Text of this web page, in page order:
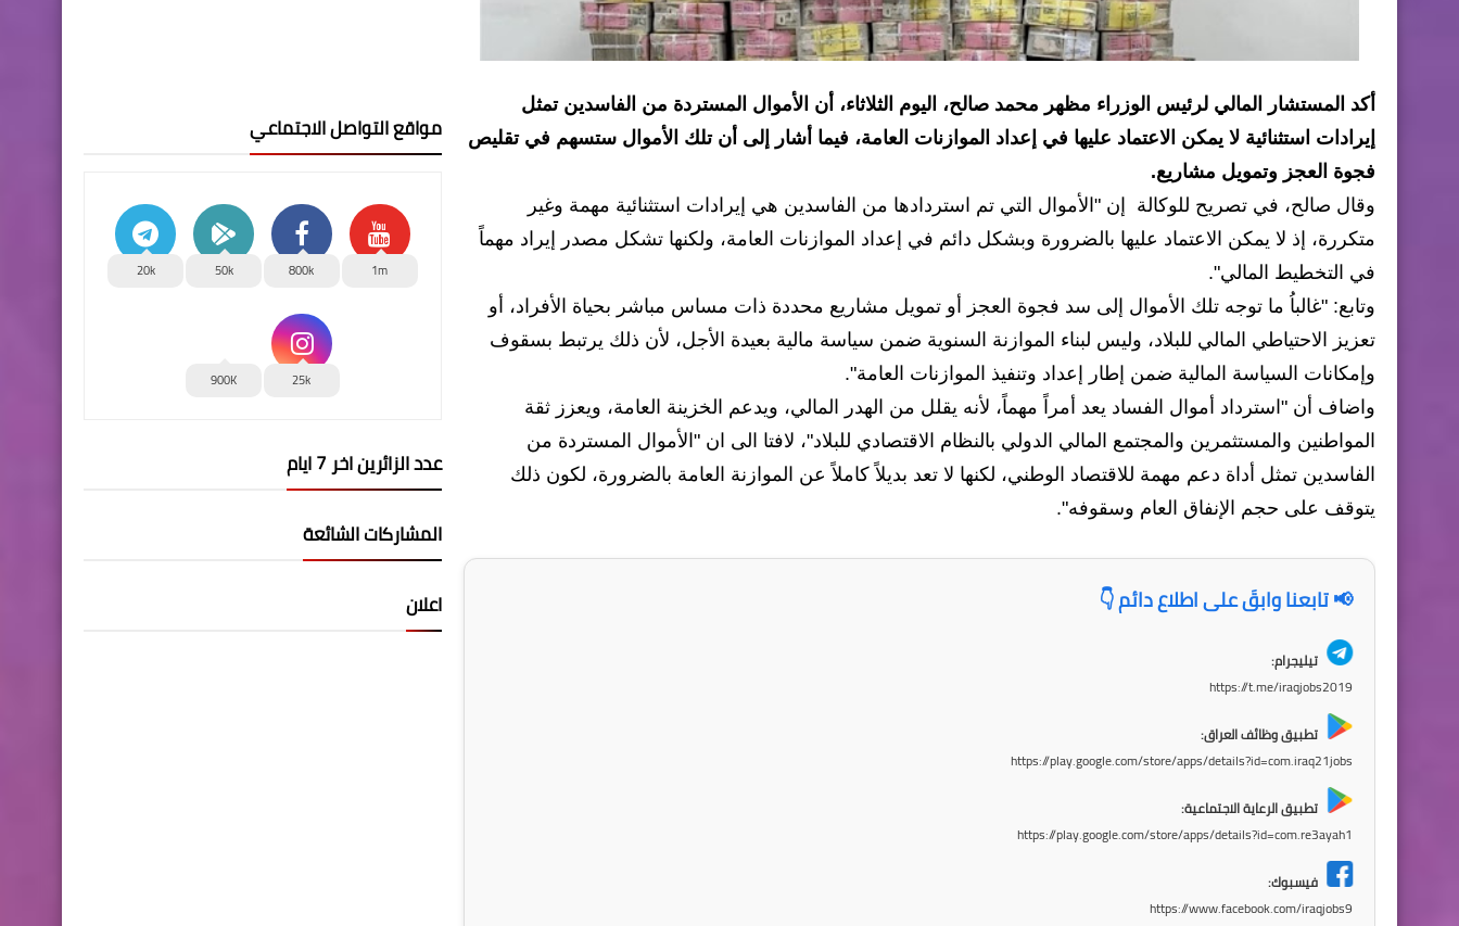
أكد المستشار المالي لرئيس الوزراء مظهر محمد صالح، اليوم الثلاثاء، أن الأموال المستردة من الفاسدين تمثل
إيرادات استثنائية لا يمكن الاعتماد عليها في إعداد الموازنات العامة، فيما أشار إلى أن تلك الأموال ستسهم في تقليص
فجوة العجز وتمويل مشاريع.
وقال صالح، في تصريح للوكالة إن "الأموال التي تم استردادها من الفاسدين هي إيرادات استثنائية مهمة وغير
متكررة، إذ لا يمكن الاعتماد عليها بالضرورة وبشكل دائم في إعداد الموازنات العامة، ولكنها تشكل مصدر إيراد مهماً
في التخطيط المالي".
وتابع: "غالباُ ما توجه تلك الأموال إلى سد فجوة العجز أو تمويل مشاريع محددة ذات مساس مباشر بحياة الأفراد، أو
تعزيز الاحتياطي المالي للبلاد، وليس لبناء الموازنة السنوية ضمن سياسة مالية بعيدة الأجل، لأن ذلك يرتبط بسقوف
وإمكانات السياسة المالية ضمن إطار إعداد وتنفيذ الموازنات العامة".
واضاف أن "استرداد أموال الفساد يعد أمراً مهماً، لأنه يقلل من الهدر المالي، ويدعم الخزينة العامة، ويعزز ثقة
المواطنين والمستثمرين والمجتمع المالي الدولي بالنظام الاقتصادي للبلاد"، لافتا الى ان "الأموال المستردة من
الفاسدين تمثل أداة دعم مهمة للاقتصاد الوطني، لكنها لا تعد بديلاً كاملاً عن الموازنة العامة بالضرورة، لكون ذلك
يتوقف على حجم الإنفاق العام وسقوفه".
📢 تابعنا وابقَ على اطلاع دائم 👇
تيليجرام:
https://t.me/iraqjobs2019
تطبيق وظائف العراق:
https://play.google.com/store/apps/details?id=com.iraq21jobs
تطبيق الرعاية الاجتماعية:
https://play.google.com/store/apps/details?id=com.re3ayah1
فيسبوك:
https://www.facebook.com/iraqjobs9
مواقع التواصل الاجتماعي
1m
800k
50k
20k
25k
900K
عدد الزائرين اخر 7 ايام
المشاركات الشائعة
اعلان